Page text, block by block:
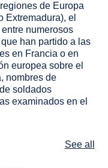
de Europa
Extremadura), el
numerosos
han partido a las
en Francia o en
europea sobre el
nombres de
soldados
examinados en el
See all